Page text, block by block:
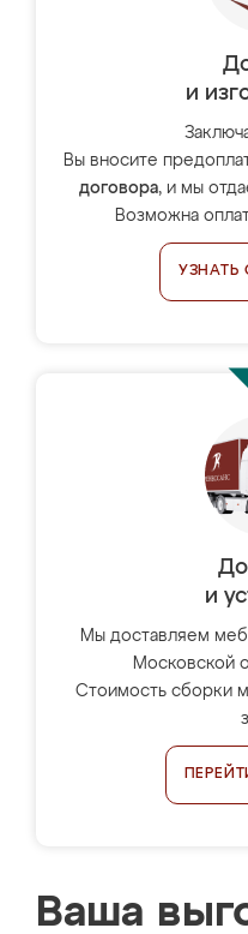
и
Вы вносите
договора, и мы
Возможна
УЗНАТЬ
и
Мы доставляем
Московской
Стоимость сборки
Ваша